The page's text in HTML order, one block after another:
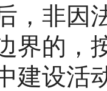
，非因
界的，
建设活